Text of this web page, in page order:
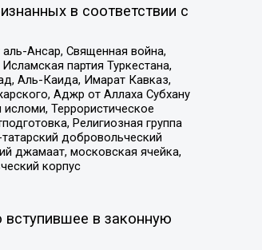
в соответствии с
Ансар, Священная война,
партия Туркестана,
Аль-Каида, Имарат Кавказ,
Аджр от Аллаха Субхану
Террористическое
Религиозная группа
добровольческий
джамаат, московская ячейка,
корпус
в законную